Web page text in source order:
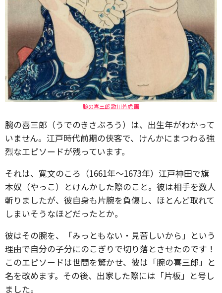
腕の喜三郎 歌川芳虎 画
腕の喜三郎（うでのきさぶろう）は、出生年がわかって
いません。江戸時代前期の侠客で、けんかにまつわる強
烈なエピソードが残っています。
それは、寛文のころ（1661年～1673年）江戸神田で旗
本奴（やっこ）とけんかした際のこと。彼は相手を数人
斬りましたが、彼自身も片腕を負傷し、ほとんど取れて
しまいそうなほどだったとか。
彼はその腕を、「みっともない・見苦しいから」という
理由で自分の子分にのこぎりで切り落とさせたのです！
このエピソードは世間を驚かせ、彼は「腕の喜三郎」と
名を改めます。その後、出家した際には「片板」と号し
ました。